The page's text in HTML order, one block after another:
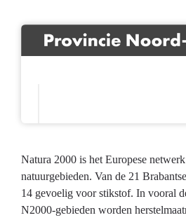
Natura 2000 is het Europese
natuurgebieden. Van de 21
14 gevoelig voor stikstof. In vooral
N2000-gebieden worden